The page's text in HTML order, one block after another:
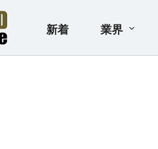
新着 業界